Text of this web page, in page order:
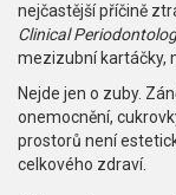
nejčastější příčině
Clinical
mezizubní kartáčky,
Nejde jen o zuby.
onemocnění,
prostorů není
celkového zdraví.